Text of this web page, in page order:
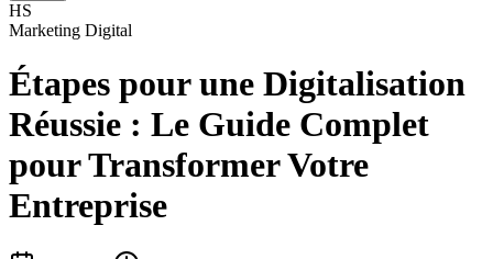
HS
Marketing Digital
Étapes pour une Digitalisation
Réussie : Le Guide Complet
pour Transformer Votre
Entreprise